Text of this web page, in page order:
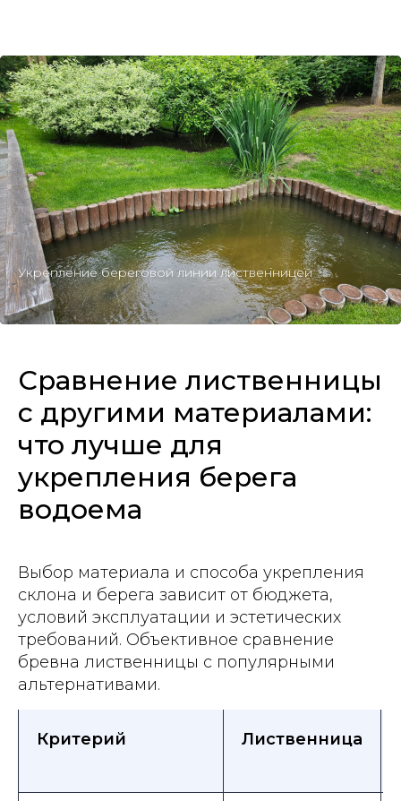
Укрепление береговой линии лиственницей
Сравнение лиственницы
с другими материалами:
что лучше для
укрепления берега
водоема
Выбор материала и способа укрепления
склона и берега зависит от бюджета,
условий эксплуатации и эстетических
требований. Объективное сравнение
бревна лиственницы с популярными
альтернативами.
Критерий Лиственница